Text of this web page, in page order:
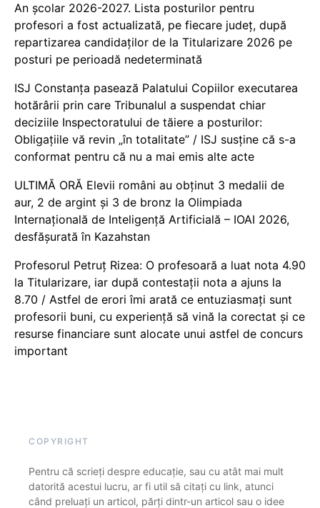
An școlar 2026-2027. Lista posturilor pentru
profesori a fost actualizată, pe fiecare județ, după
repartizarea candidaților de la Titularizare 2026 pe
posturi pe perioadă nedeterminată
ISJ Constanța pasează Palatului Copiilor executarea
hotărârii prin care Tribunalul a suspendat chiar
deciziile Inspectoratului de tăiere a posturilor:
Obligațiile vă revin „în totalitate” / ISJ susține că s-a
conformat pentru că nu a mai emis alte acte
ULTIMĂ ORĂ Elevii români au obținut 3 medalii de
aur, 2 de argint și 3 de bronz la Olimpiada
Internațională de Inteligență Artificială – IOAI 2026,
desfășurată în Kazahstan
Profesorul Petruț Rizea: O profesoară a luat nota 4.90
la Titularizare, iar după contestații nota a ajuns la
8.70 / Astfel de erori îmi arată ce entuziasmați sunt
profesorii buni, cu experiență să vină la corectat și ce
resurse financiare sunt alocate unui astfel de concurs
important
COPYRIGHT
Pentru că scrieți despre educație, sau cu atât mai mult
datorită acestui lucru, ar fi util să citați cu link, atunci
când preluați un articol, părți dintr-un articol sau o idee